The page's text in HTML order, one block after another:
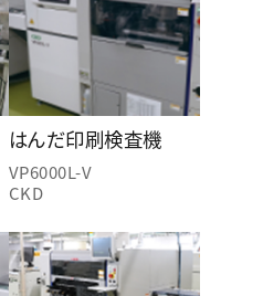
はんだ印刷検査機
VP6000L-V
CKD